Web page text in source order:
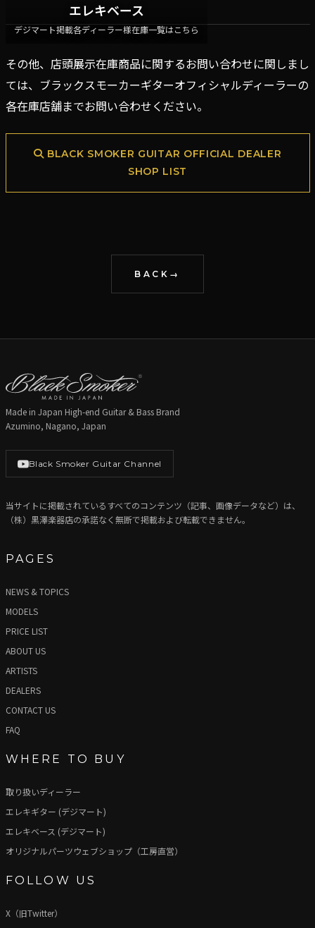
エレキベース
デジマート掲載各ディーラー様在庫一覧はこちら
その他、店頭展示在庫商品に関するお問い合わせに関しまし
ては、ブラックスモーカーギターオフィシャルディーラーの
各在庫店舗までお問い合わせください。
BLACK SMOKER GUITAR OFFICIAL DEALER
SHOP LIST
BACK
Made in Japan High-end Guitar & Bass Brand
Azumino, Nagano, Japan
Black Smoker Guitar Channel
当サイトに掲載されているすべてのコンテンツ（記事、画像データなど）は、
（株）黒澤楽器店の承諾なく無断で掲載および転載できません。
PAGES
NEWS & TOPICS
MODELS
PRICE LIST
ABOUT US
ARTISTS
DEALERS
CONTACT US
FAQ
WHERE TO BUY
取り扱いディーラー
エレキギター (デジマート)
エレキベース (デジマート)
オリジナルパーツウェブショップ（工房直営）
FOLLOW US
X（旧Twitter）